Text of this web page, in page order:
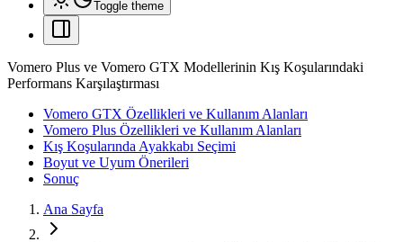
Toggle theme
Vomero Plus ve Vomero GTX Modellerinin Kış Koşularındaki
Performans Karşılaştırması
Vomero GTX Özellikleri ve Kullanım Alanları
Vomero Plus Özellikleri ve Kullanım Alanları
Kış Koşularında Ayakkabı Seçimi
Boyut ve Uyum Önerileri
Sonuç
Ana Sayfa